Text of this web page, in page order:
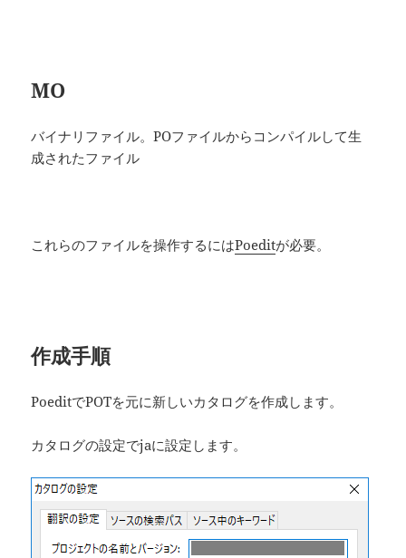
MO
バイナリファイル。POファイルからコンパイルして生
成されたファイル
これらのファイルを操作するにはPoeditが必要。
作成手順
PoeditでPOTを元に新しいカタログを作成します。
カタログの設定でjaに設定します。